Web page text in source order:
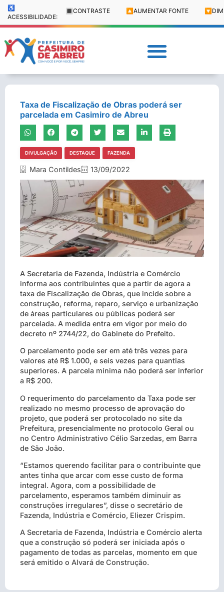
♿
ACESSIBILIDADE:
🔳 CONTRASTE 🔼 AUMENTAR FONTE 🔽
Taxa de Fiscalização de Obras poderá ser
parcelada em Casimiro de Abreu
DIVULGAÇÃO DESTAQUE FAZENDA
Mara Contildes 13/09/2022
A Secretaria de Fazenda, Indústria e Comércio
informa aos contribuintes que a partir de agora a
taxa de Fiscalização de Obras, que incide sobre a
construção, reforma, reparo, serviço e urbanização
de áreas particulares ou públicas poderá ser
parcelada. A medida entra em vigor por meio do
decreto nº 2744/22, do Gabinete do Prefeito.
O parcelamento pode ser em até três vezes para
valores até R$ 1.000, e seis vezes para quantias
superiores. A parcela mínima não poderá ser inferior
a R$ 200.
O requerimento do parcelamento da Taxa pode ser
realizado no mesmo processo de aprovação do
projeto, que poderá ser protocolado no site da
Prefeitura, presencialmente no protocolo Geral ou
no Centro Administrativo Célio Sarzedas, em Barra
de São João.
“Estamos querendo facilitar para o contribuinte que
antes tinha que arcar com esse custo de forma
integral. Agora, com a possibilidade de
parcelamento, esperamos também diminuir as
construções irregulares”, disse o secretário de
Fazenda, Indústria e Comércio, Eliezer Crispim.
A Secretaria de Fazenda, Indústria e Comércio alerta
que a construção só poderá ser iniciada após o
pagamento de todas as parcelas, momento em que
será emitido o Alvará de Construção.